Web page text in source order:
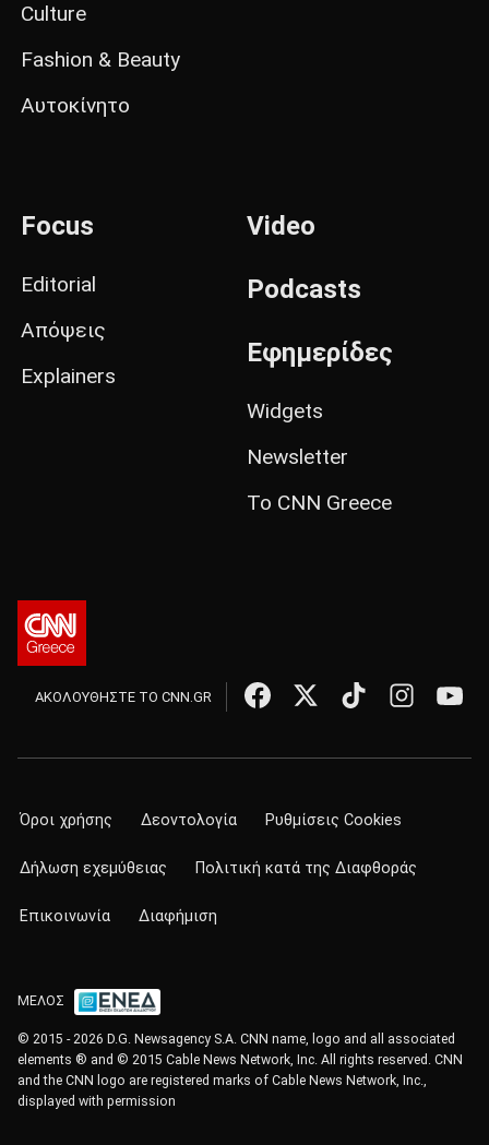
Culture
Fashion & Beauty
Αυτοκίνητο
Focus
Editorial
Απόψεις
Explainers
Video
Podcasts
Εφημερίδες
Widgets
Newsletter
Το CNN Greece
ΑΚΟΛΟΥΘΗΣΤΕ ΤΟ CNN.GR
Όροι χρήσης Δεοντολογία Ρυθμίσεις Cookies
Δήλωση εχεμύθειας Πολιτική κατά της Διαφθοράς
Επικοινωνία Διαφήμιση
ΜΕΛΟΣ
© 2015 - 2026 D.G. Newsagency S.A. CNN name, logo and all associated
elements ® and © 2015 Cable News Network, Inc. All rights reserved. CNN
and the CNN logo are registered marks of Cable News Network, Inc.,
displayed with permission